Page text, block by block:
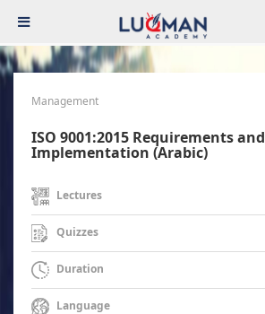
Management
ISO 9001:2015 Requirements and
Implementation (Arabic)
Lectures
Quizzes
Duration
Language